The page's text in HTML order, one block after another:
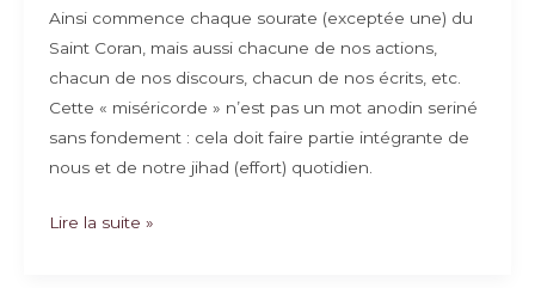
Ainsi commence chaque sourate (exceptée une) du
Saint Coran, mais aussi chacune de nos actions,
chacun de nos discours, chacun de nos écrits, etc.
Cette « miséricorde » n’est pas un mot anodin seriné
sans fondement : cela doit faire partie intégrante de
nous et de notre jihad (effort) quotidien.
Le
Lire la suite »